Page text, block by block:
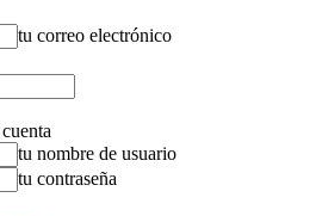
tu correo electrónico
tu nombre de usuario
tu contraseña